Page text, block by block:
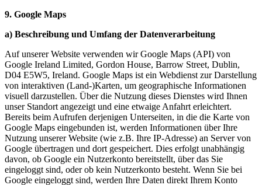
9. Google Maps
a) Beschreibung und Umfang der Datenverarbeitung
Auf unserer Website verwenden wir Google Maps (API) von
Google Ireland Limited, Gordon House, Barrow Street, Dublin,
D04 E5W5, Ireland. Google Maps ist ein Webdienst zur Darstellung
von interaktiven (Land-)Karten, um geographische Informationen
visuell darzustellen. Über die Nutzung dieses Dienstes wird Ihnen
unser Standort angezeigt und eine etwaige Anfahrt erleichtert.
Bereits beim Aufrufen derjenigen Unterseiten, in die die Karte von
Google Maps eingebunden ist, werden Informationen über Ihre
Nutzung unserer Website (wie z.B. Ihre IP-Adresse) an Server von
Google übertragen und dort gespeichert. Dies erfolgt unabhängig
davon, ob Google ein Nutzerkonto bereitstellt, über das Sie
eingeloggt sind, oder ob kein Nutzerkonto besteht. Wenn Sie bei
Google eingeloggt sind, werden Ihre Daten direkt Ihrem Konto